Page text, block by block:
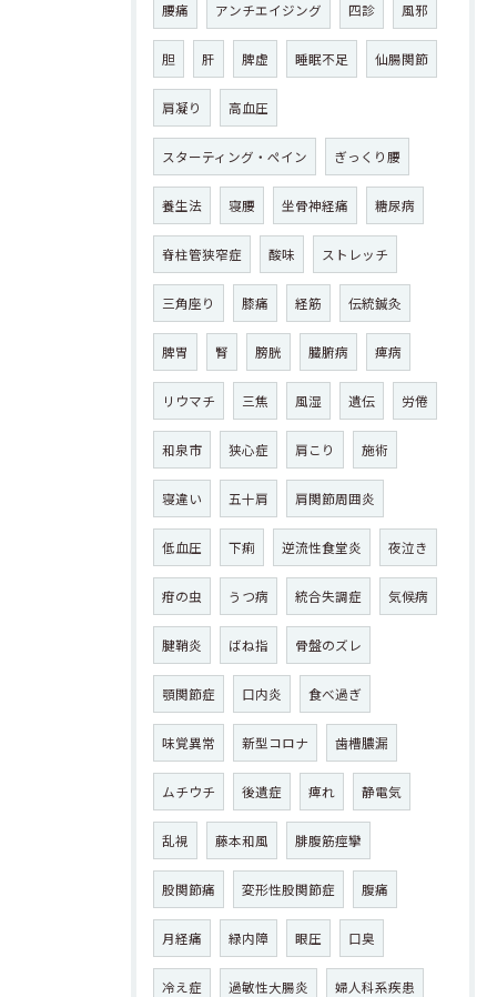
腰痛 アンチエイジング 四診 風邪
胆 肝 脾虚 睡眠不足 仙腸関節
肩凝り 高血圧
スターティング・ペイン ぎっくり腰
養生法 寝腰 坐骨神経痛 糖尿病
脊柱管狭窄症 酸味 ストレッチ
三角座り 膝痛 経筋 伝統鍼灸
脾胃 腎 膀胱 臓腑病 痺病
リウマチ 三焦 風湿 遺伝 労倦
和泉市 狭心症 肩こり 施術
寝違い 五十肩 肩関節周囲炎
低血圧 下痢 逆流性食堂炎 夜泣き
疳の虫 うつ病 統合失調症 気候病
腱鞘炎 ばね指 骨盤のズレ
顎関節症 口内炎 食べ過ぎ
味覚異常 新型コロナ 歯槽膿漏
ムチウチ 後遺症 痺れ 静電気
乱視 藤本和風 腓腹筋痙攣
股関節痛 変形性股関節症 腹痛
月経痛 緑内障 眼圧 口臭
冷え症 過敏性大腸炎 婦人科系疾患